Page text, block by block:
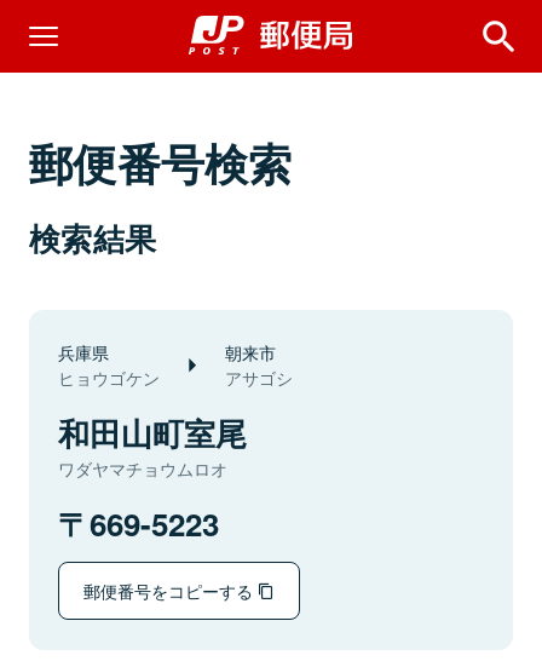
郵便番号検索
検索結果
兵庫県
ヒョウゴケン
朝来市
アサゴシ
和田山町室尾
ワダヤマチョウムロオ
669-5223
郵便番号をコピーする